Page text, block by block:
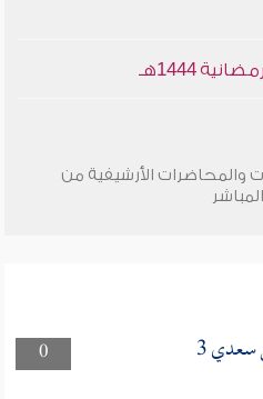
1444هـ
والمحاضرات الأرشيفية من
0 سعدي 3